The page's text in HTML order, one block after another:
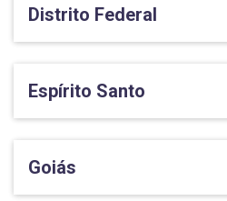
Distrito Federal
Espírito Santo
Goiás